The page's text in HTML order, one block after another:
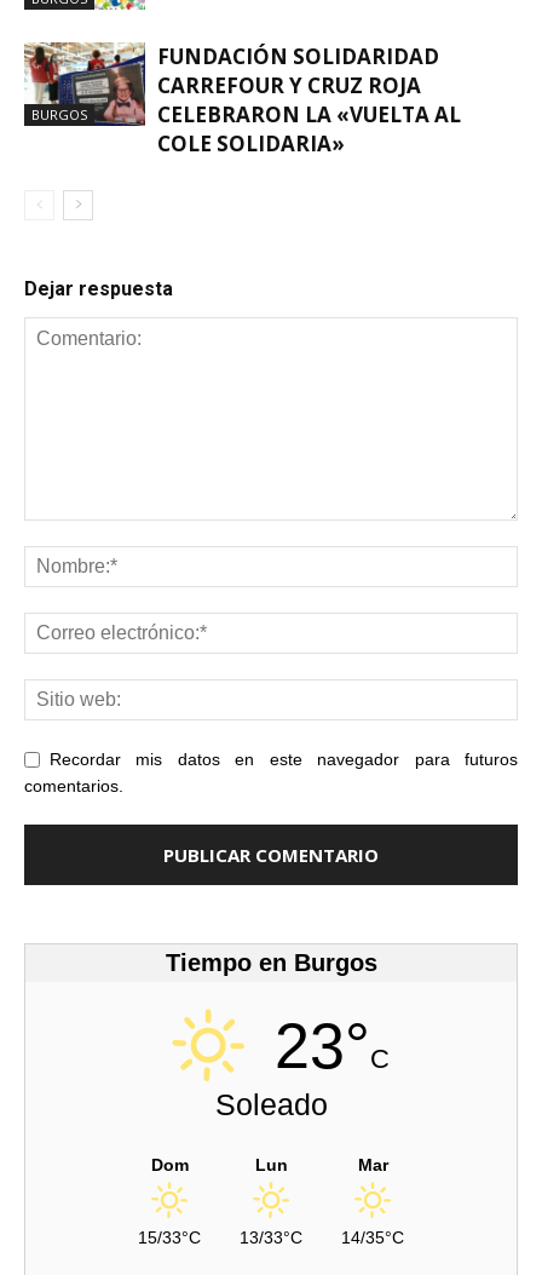
BURGOS
FUNDACIÓN SOLIDARIDAD
CARREFOUR Y CRUZ ROJA
CELEBRARON LA «VUELTA AL
COLE SOLIDARIA»
Dejar respuesta
Recordar mis datos en este navegador para futuros
comentarios.
Tiempo en Burgos
23°C
Soleado
Dom
15/33°C
Lun
13/33°C
Mar
14/35°C